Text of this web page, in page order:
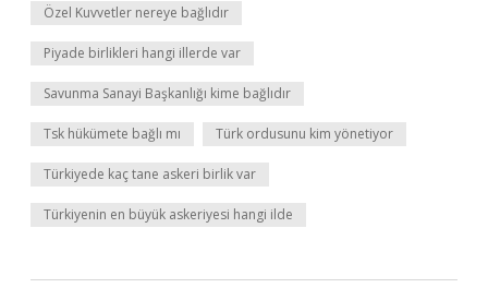
Özel Kuvvetler nereye bağlıdır
Piyade birlikleri hangi illerde var
Savunma Sanayi Başkanlığı kime bağlıdır
Tsk hükümete bağlı mı Türk ordusunu kim yönetiyor
Türkiyede kaç tane askeri birlik var
Türkiyenin en büyük askeriyesi hangi ilde